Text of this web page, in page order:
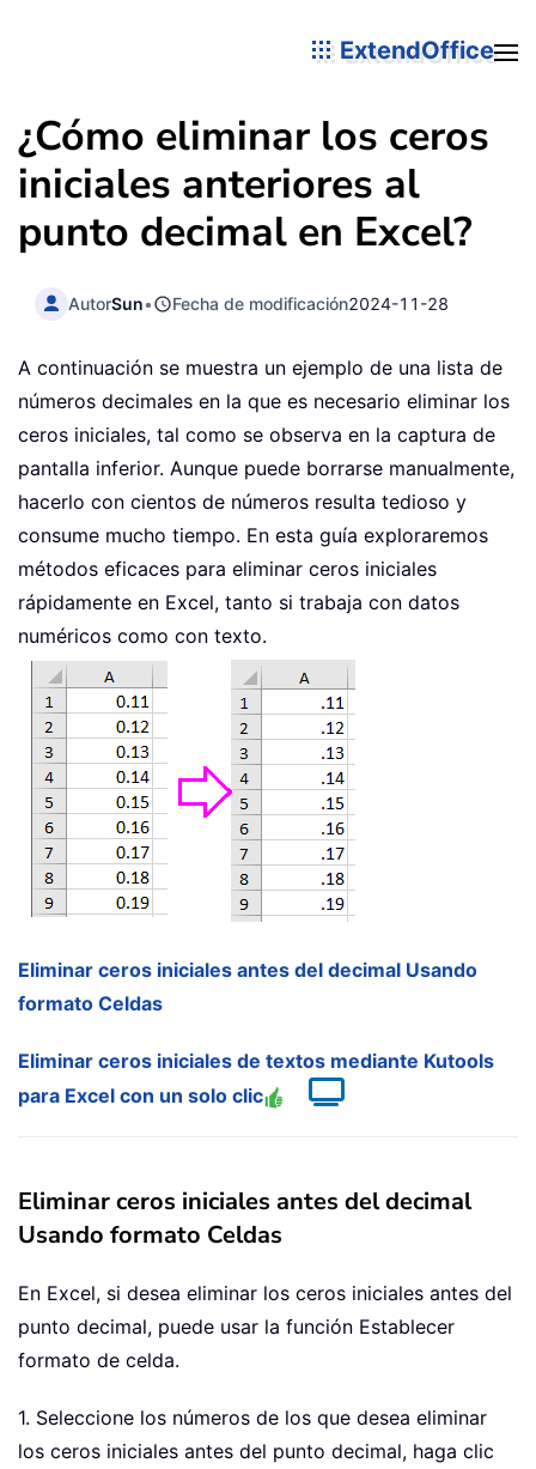
ExtendOffice
¿Cómo eliminar los ceros
iniciales anteriores al
punto decimal en Excel?
AutorSun• Fecha de modificación2024-11-28
A continuación se muestra un ejemplo de una lista de
números decimales en la que es necesario eliminar los
ceros iniciales, tal como se observa en la captura de
pantalla inferior. Aunque puede borrarse manualmente,
hacerlo con cientos de números resulta tedioso y
consume mucho tiempo. En esta guía exploraremos
métodos eficaces para eliminar ceros iniciales
rápidamente en Excel, tanto si trabaja con datos
numéricos como con texto.
Eliminar ceros iniciales antes del decimal Usando
formato Celdas
Eliminar ceros iniciales de textos mediante Kutools
para Excel con un solo clic
Eliminar ceros iniciales antes del decimal
Usando formato Celdas
En Excel, si desea eliminar los ceros iniciales antes del
punto decimal, puede usar la función Establecer
formato de celda.
1. Seleccione los números de los que desea eliminar
los ceros iniciales antes del punto decimal, haga clic